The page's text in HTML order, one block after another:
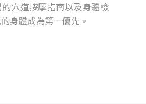
穴道按摩指南以及身體檢
身體成為第一優先。